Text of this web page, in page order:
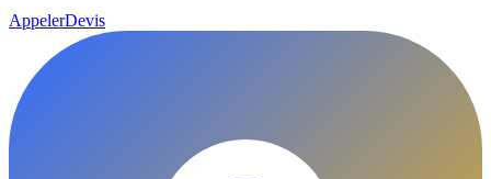
AppelerDevis